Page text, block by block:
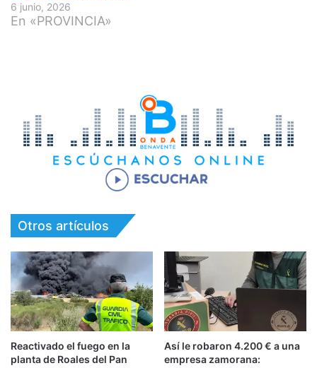
6 junio, 2026
En «PROVINCIA»
Otros artículos
Reactivado el fuego en la
planta de Roales del Pan
Así le robaron 4.200 € a una
empresa zamorana: